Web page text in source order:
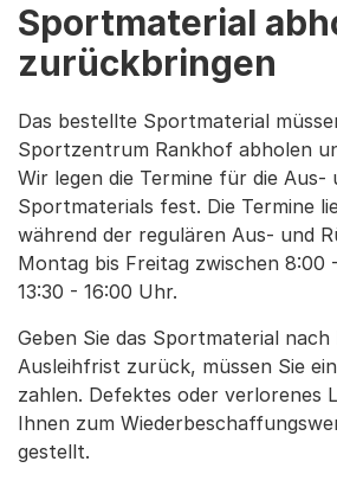
Sportmaterial
zurückbringen
Das bestellte Sportmaterial
Sportzentrum Rankhof abholen
Wir legen die Termine für die Aus-
Sportmaterials fest. Die Termine
während der regulären Aus- und
Montag bis Freitag zwischen 8:00
13:30 - 16:00 Uhr.
Geben Sie das Sportmaterial nach
Ausleihfrist zurück, müssen Sie
zahlen. Defektes oder verlorenes
Ihnen zum
gestellt.